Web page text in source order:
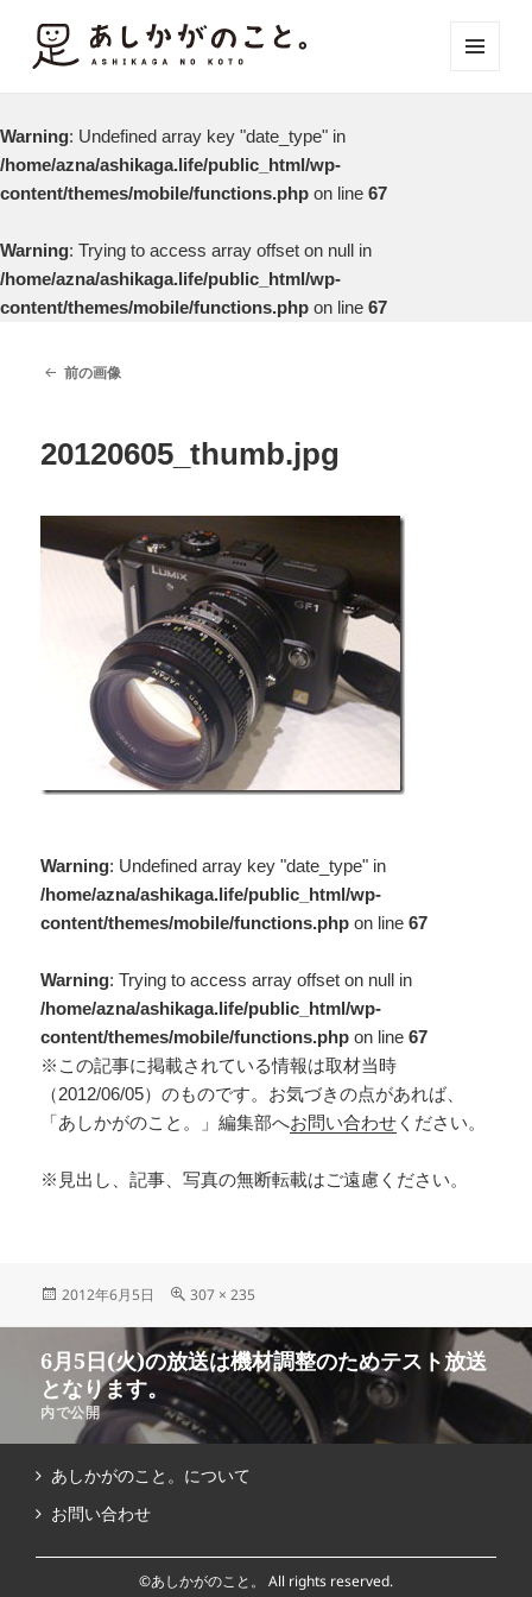
Warning: Undefined array key "date_type" in
/home/azna/ashikaga.life/public_html/wp-
content/themes/mobile/functions.php on line 67
Warning: Trying to access array offset on null in
/home/azna/ashikaga.life/public_html/wp-
content/themes/mobile/functions.php on line 67
前の画像
20120605_thumb.jpg
Warning: Undefined array key "date_type" in
/home/azna/ashikaga.life/public_html/wp-
content/themes/mobile/functions.php on line67
Warning: Trying to access array offset on null in
/home/azna/ashikaga.life/public_html/wp-
content/themes/mobile/functions.php on line67
※この記事に掲載されている情報は取材当時
（2012/06/05）のものです。お気づきの点があれば、
「あしかがのこと。」編集部へお問い合わせ ください。
※見出し、記事、写真の無断転載はご遠慮ください。
2012年6月5日 307 × 235
6月5日(火)の放送は機材調整のためテスト放送
となります。
内で公開
あしかがのこと。について
お問い合わせ
©あしかがのこと。 All rights reserved.